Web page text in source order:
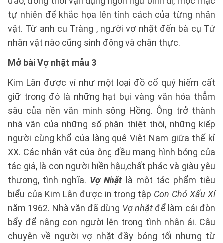
tự nhiên để khắc họa lên tính cách của từng nhân
vật. Từ anh cu Tràng , người vợ nhặt đến bà cụ Tứ
nhân vật nào cũng sinh động và chân thực.
Mở bài Vợ nhặt mẫu 3
Kim Lân được ví như một loại đồ cổ quý hiếm cất
giữ trong đó là những hạt bụi vàng văn hóa thẳm
sâu của nền văn minh sông Hồng. Ông trở thành
nhà văn của những số phận thiệt thòi, những kiếp
người cùng khổ của làng quê Việt Nam giữa thế kỉ
XX. Các nhân vật của ông đều mang hình bóng của
tác giả, là con người hiền hậu,chất phác và giàu yêu
thương, tình nghĩa. Vợ Nhặtlà một tác phẩm tiêu
biểu của Kim Lân được in trong tập Con Chó Xấu Xí
năm 1962. Nhà văn đã dùng Vợ nhặtđể làm cái đòn
bẩy để nâng con người lên trong tình nhân ái. Câu
chuyện về người vợ nhặt đầy bóng tối nhưng từ